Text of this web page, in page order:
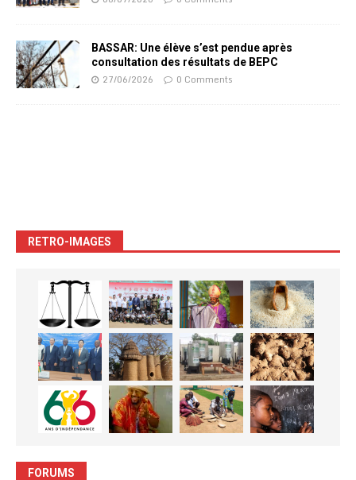
BASSAR: Une élève s’est pendue après
consultation des résultats de BEPC
27/06/2026 0 Comments
RETRO-IMAGES
FORUMS